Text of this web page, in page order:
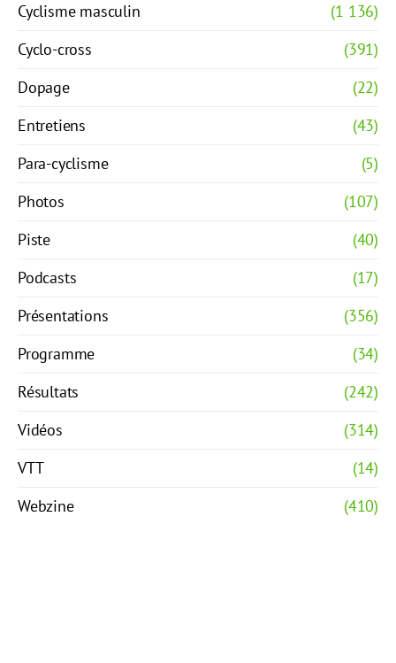
Cyclisme masculin
(1 136)
Cyclo-cross
(391)
Dopage
(22)
Entretiens
(43)
Para-cyclisme
(5)
Photos
(107)
Piste
(40)
Podcasts
(17)
Présentations
(356)
Programme
(34)
Résultats
(242)
Vidéos
(314)
VTT
(14)
Webzine
(410)